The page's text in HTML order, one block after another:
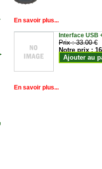
En savoir plus...
Interface USB
Prix :33.00 €
Notre prix :
Ajouter au
En savoir plus...